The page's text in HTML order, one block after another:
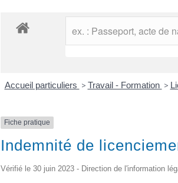
Accueil particuliers > Travail - Formation >
Fiche pratique
Indemnité de
Vérifié le 30 juin 2023 - Direction de l'information